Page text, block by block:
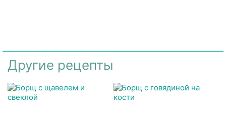
Другие рецепты